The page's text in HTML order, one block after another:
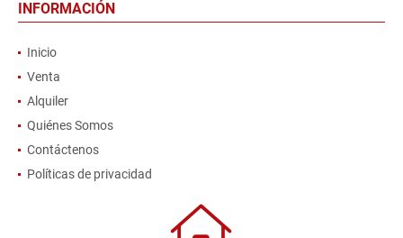
INFORMACIÓN
Inicio
Venta
Alquiler
Quiénes Somos
Contáctenos
Políticas de privacidad